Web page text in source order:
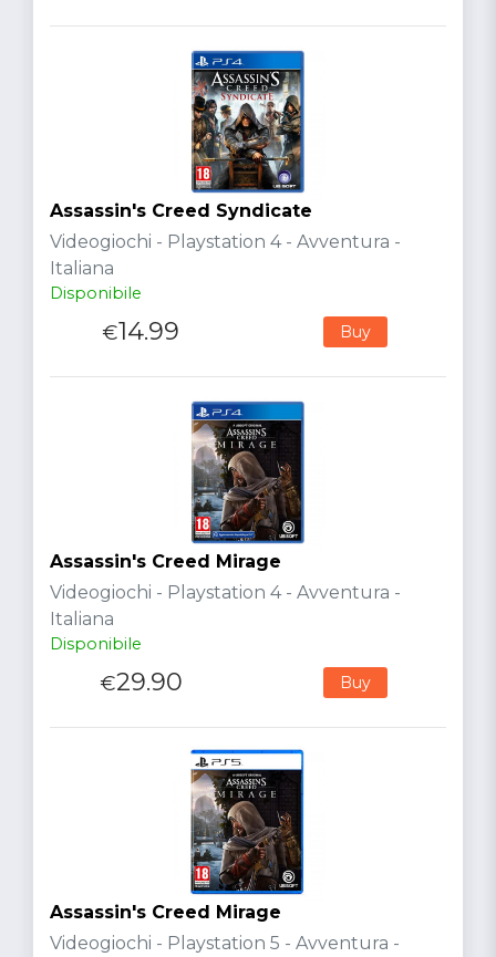
Assassin's Creed Syndicate
Videogiochi - Playstation 4 - Avventura -
Italiana
Disponibile
€14.99 Buy
Assassin's Creed Mirage
Videogiochi - Playstation 4 - Avventura -
Italiana
Disponibile
€29.90 Buy
Assassin's Creed Mirage
Videogiochi - Playstation 5 - Avventura -